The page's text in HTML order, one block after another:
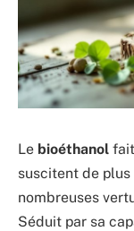
Le bioéthanol
suscitent de plus
nombreuses
Séduit par sa